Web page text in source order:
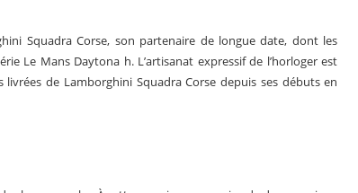
Squadra Corse, son partenaire de longue date, dont les
Le Mans Daytona h. L’artisanat expressif de l’horloger est
de Lamborghini Squadra Corse depuis ses débuts en
Les grandes complications